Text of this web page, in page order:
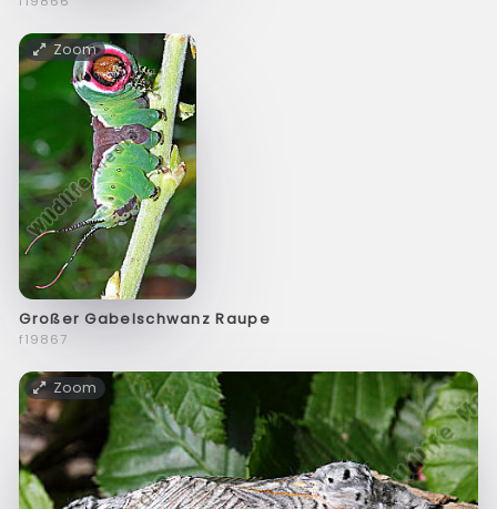
Zoom
Großer Gabelschwanz Raupe
f19867
Zoom